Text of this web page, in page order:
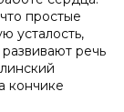
простые
усталость,
речь
кончике